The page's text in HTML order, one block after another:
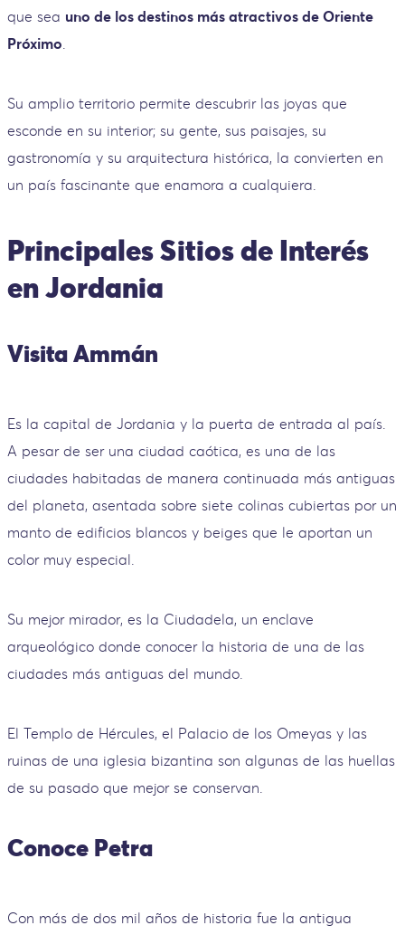
que sea uno de los destinos más atractivos de Oriente
Próximo.
Su amplio territorio permite descubrir las joyas que
esconde en su interior; su gente, sus paisajes, su
gastronomía y su arquitectura histórica, la convierten en
un país fascinante que enamora a cualquiera.
Principales Sitios de Interés
en Jordania
Visita Ammán
Es la capital de Jordania y la puerta de entrada al país.
A pesar de ser una ciudad caótica, es una de las
ciudades habitadas de manera continuada más antiguas
del planeta, asentada sobre siete colinas cubiertas por un
manto de edificios blancos y beiges que le aportan un
color muy especial.
Su mejor mirador, es la Ciudadela, un enclave
arqueológico donde conocer la historia de una de las
ciudades más antiguas del mundo.
El Templo de Hércules, el Palacio de los Omeyas y las
ruinas de una iglesia bizantina son algunas de las huellas
de su pasado que mejor se conservan.
Conoce Petra
Con más de dos mil años de historia fue la antigua